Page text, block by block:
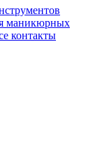
маникюрных
контакты